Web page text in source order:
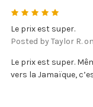
Le prix est super.
Posted by Taylor R.
Le prix est super.
vers la Jamaïque,